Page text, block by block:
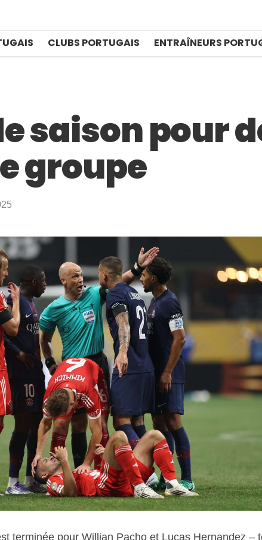
CLUBS PORTUGAIS ENTRAÎNEURS
saison pour
groupe
terminée pour Willian Pacho et Lucas Hernandez –